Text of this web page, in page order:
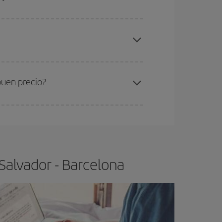
Barcelona-dest
precio?
- Barcelona